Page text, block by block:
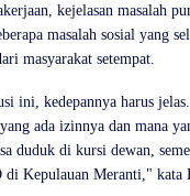
kejelasan masalah
masalah sosial yang
masyarakat setempat.
ini, kedepannya harus
ada izinnya dan mana
duduk di kursi dewan,
di Kepulauan Meranti," kata